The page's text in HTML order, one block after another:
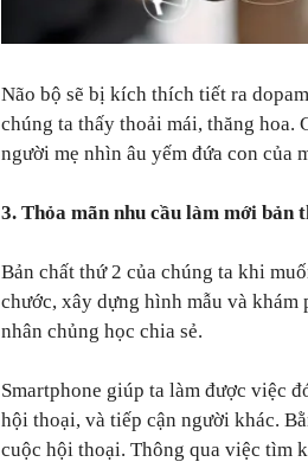
Não bộ sẽ bị kích thích tiết ra
chúng ta thấy thoải mái, thăng hoa.
người mẹ nhìn âu yếm đứa con của
3. Thỏa mãn nhu cầu làm mới bản
Bản chất thứ 2 của chúng ta khi
chước, xây dựng hình mẫu và
nhân chủng học chia sẻ.
Smartphone giúp ta làm được việc
hội thoại, và tiếp cận người khác.
cuộc hội thoại. Thông qua việc tìm